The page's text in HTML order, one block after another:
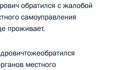
обратился с жалобой
самоуправления
проживает.
местного